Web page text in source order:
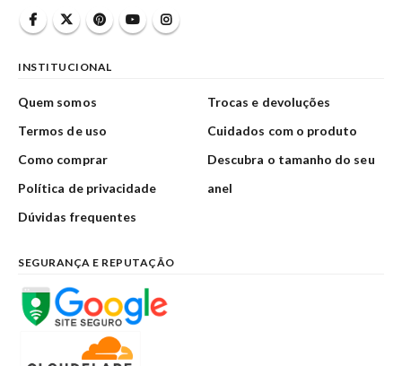
INSTITUCIONAL
Quem somos
Termos de uso
Como comprar
Política de privacidade
Dúvidas frequentes
Trocas e devoluções
Cuidados com o produto
Descubra o tamanho do seu
anel
SEGURANÇA E REPUTAÇÃO